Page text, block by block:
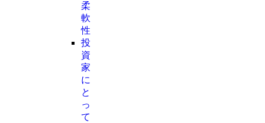
柔
軟
性
投
資
家
に
と
っ
て